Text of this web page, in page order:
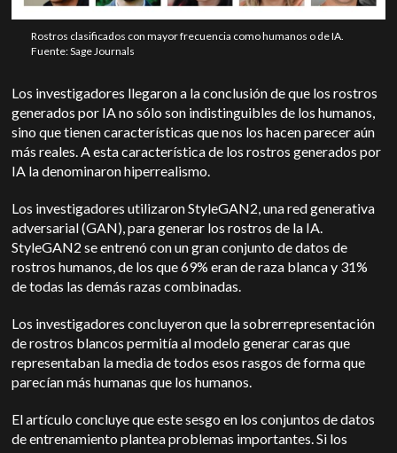
Rostros clasificados con mayor frecuencia como humanos o de IA.
Fuente: Sage Journals
Los investigadores llegaron a la conclusión de que los rostros
generados por IA no sólo son indistinguibles de los humanos,
sino que tienen características que nos los hacen parecer aún
más reales. A esta característica de los rostros generados por
IA la denominaron hiperrealismo.
Los investigadores utilizaron StyleGAN2, una red generativa
adversarial (GAN), para generar los rostros de la IA.
StyleGAN2 se entrenó con un gran conjunto de datos de
rostros humanos, de los que 69% eran de raza blanca y 31%
de todas las demás razas combinadas.
Los investigadores concluyeron que la sobrerrepresentación
de rostros blancos permitía al modelo generar caras que
representaban la media de todos esos rasgos de forma que
parecían más humanas que los humanos.
El artículo concluye que este sesgo en los conjuntos de datos
de entrenamiento plantea problemas importantes. Si los